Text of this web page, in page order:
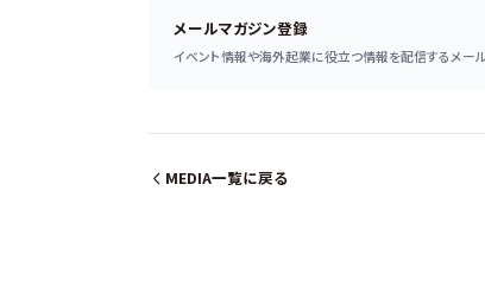
メールマガジン登録
イベント情報や海外起業に役立つ情報を配信するメー
MEDIA一覧に戻る